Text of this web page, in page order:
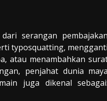
serangan pembajakan
typosquatting, mengganti
atau menambahkan
penjahat dunia maya
juga dikenal sebagai: